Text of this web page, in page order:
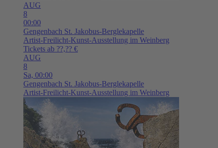
AUG
8
00:00
Gengenbach St. Jakobus-Berglekapelle
Artist-Freilicht-Kunst-Ausstellung im Weinberg
Tickets ab ??,?? €
AUG
8
Sa, 00:00
Gengenbach St. Jakobus-Berglekapelle
Artist-Freilicht-Kunst-Ausstellung im Weinberg